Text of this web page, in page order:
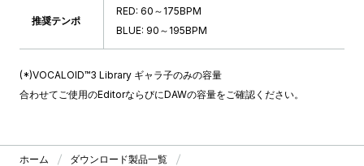
推奨テンポ
RED: 60～175BPM
BLUE: 90～195BPM
(*)VOCALOID™3 Library ギャラ子のみの容量
合わせてご使用のEditorならびにDAWの容量をご確認ください。
ホーム
ダウンロード製品一覧